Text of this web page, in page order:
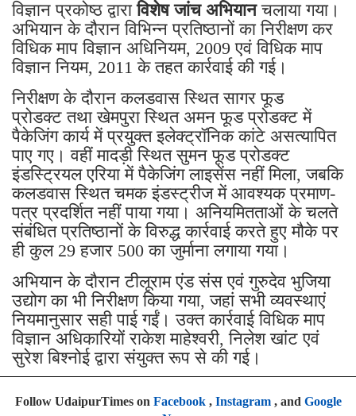
विज्ञान प्रकोष्ठ द्वाराविशेष जांच अभियानचलाया गया।
अभियान के दौरान विभिन्न प्रतिष्ठानों का निरीक्षण कर
विधिक माप विज्ञान अधिनियम, 2009 एवं विधिक माप
विज्ञान नियम, 2011 के तहत कार्रवाई की गई।
निरीक्षण के दौरान कलडवास स्थित सागर फूड
प्रोडक्ट तथा खेमपुरा स्थित अमन फूड प्रोडक्ट में
पैकेजिंग कार्य में प्रयुक्त इलेक्ट्रॉनिक कांटे असत्यापित
पाए गए। वहीं मादड़ी स्थित सुमन फूड प्रोडक्ट
इंडस्ट्रियल एरिया में पैकेजिंग लाइसेंस नहीं मिला, जबकि
कलडवास स्थित चमक इंडस्ट्रीज में आवश्यक प्रमाण-
पत्र प्रदर्शित नहीं पाया गया। अनियमितताओं के चलते
संबंधित प्रतिष्ठानों के विरुद्ध कार्रवाई करते हुए मौके पर
ही कुल 29 हजार 500 का जुर्माना लगाया गया।
अभियान के दौरान टीलूराम एंड संस एवं गुरुदेव भुजिया
उद्योग का भी निरीक्षण किया गया, जहां सभी व्यवस्थाएं
नियमानुसार सही पाई गईं। उक्त कार्रवाई विधिक माप
विज्ञान अधिकारियों राकेश माहेश्वरी, निलेश खांट एवं
सुरेश बिश्नोई द्वारा संयुक्त रूप से की गई।
Follow UdaipurTimes on Facebook, Instagram, and Google